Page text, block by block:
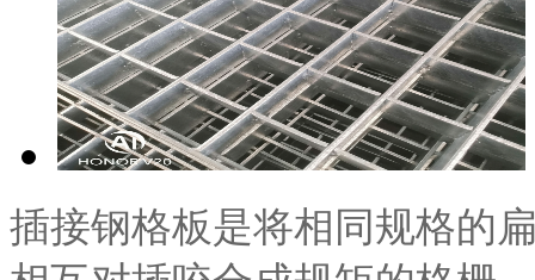
插接钢格板是将相同规格的